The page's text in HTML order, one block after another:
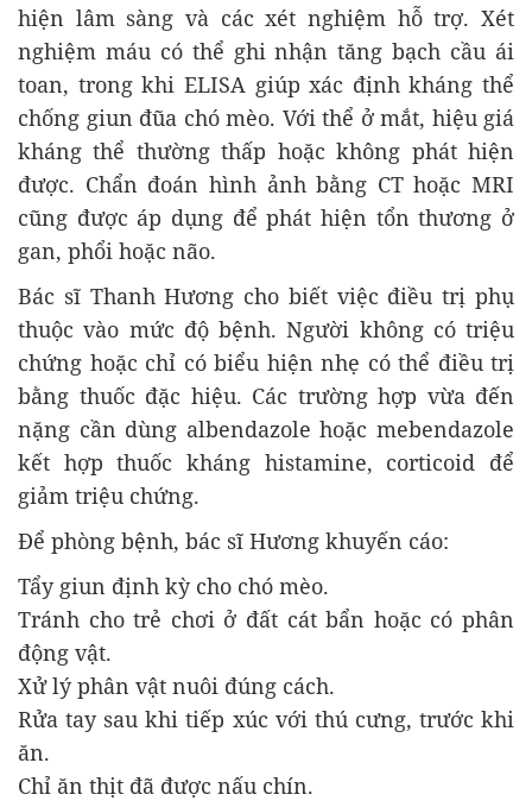
hiện lâm sàng và các xét nghiệm hỗ trợ. Xét
nghiệm máu có thể ghi nhận tăng bạch cầu ái
toan, trong khi ELISA giúp xác định kháng thể
chống giun đũa chó mèo. Với thể ở mắt, hiệu giá
kháng thể thường thấp hoặc không phát hiện
được. Chẩn đoán hình ảnh bằng CT hoặc MRI
cũng được áp dụng để phát hiện tổn thương ở
gan, phổi hoặc não.
Bác sĩ Thanh Hương cho biết việc điều trị phụ
thuộc vào mức độ bệnh. Người không có triệu
chứng hoặc chỉ có biểu hiện nhẹ có thể điều trị
bằng thuốc đặc hiệu. Các trường hợp vừa đến
nặng cần dùng albendazole hoặc mebendazole
kết hợp thuốc kháng histamine, corticoid để
giảm triệu chứng.
Để phòng bệnh, bác sĩ Hương khuyến cáo:
Tẩy giun định kỳ cho chó mèo.
Tránh cho trẻ chơi ở đất cát bẩn hoặc có phân
động vật.
Xử lý phân vật nuôi đúng cách.
Rửa tay sau khi tiếp xúc với thú cưng, trước khi
ăn.
Chỉ ăn thịt đã được nấu chín.